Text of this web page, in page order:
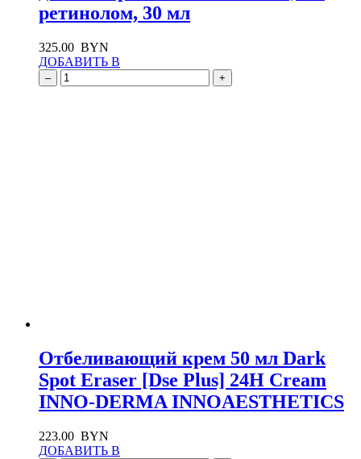
ретинолом, 30 мл
325.00 BYN
ДОБАВИТЬ В
– +
Отбеливающий крем 50 мл Dark
Spot Eraser [Dse Plus] 24H Cream
INNO-DERMA INNOAESTHETICS
223.00 BYN
ДОБАВИТЬ В